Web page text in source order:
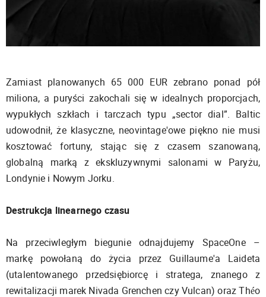
Zamiast planowanych 65 000 EUR zebrano ponad pół
miliona, a puryści zakochali się w idealnych proporcjach,
wypukłych szkłach i tarczach typu „sector dial”. Baltic
udowodnił, że klasyczne, neovintage'owe piękno nie musi
kosztować fortuny, stając się z czasem szanowaną,
globalną marką z ekskluzywnymi salonami w Paryżu,
Londynie i Nowym Jorku.
Destrukcja linearnego czasu
Na przeciwległym biegunie odnajdujemy SpaceOne –
markę powołaną do życia przez Guillaume'a Laideta
(utalentowanego przedsiębiorcę i stratega, znanego z
rewitalizacji marek Nivada Grenchen czy Vulcan) oraz Théo